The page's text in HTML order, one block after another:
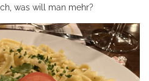
was will man mehr?